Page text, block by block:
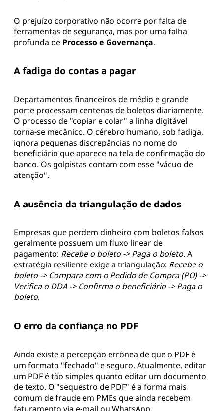
O prejuízo corporativo não ocorre por falta de
ferramentas de segurança, mas por uma falha
profunda de Processo e Governança.
A fadiga do contas a pagar
Departamentos financeiros de médio e grande
porte processam centenas de boletos diariamente.
O processo de "copiar e colar" a linha digitável
torna-se mecânico. O cérebro humano, sob fadiga,
ignora pequenas discrepâncias no nome do
beneficiário que aparece na tela de confirmação do
banco. Os golpistas contam com esse "vácuo de
atenção".
A ausência da triangulação de dados
Empresas que perdem dinheiro com boletos falsos
geralmente possuem um fluxo linear de
pagamento: Recebe o boleto -> Paga o boleto. A
estratégia resiliente exige a triangulação: Recebe o
boleto -> Compara com o Pedido de Compra (PO) ->
Verifica o DDA -> Confirma o beneficiário -> Paga o
boleto.
O erro da confiança no PDF
Ainda existe a percepção errônea de que o PDF é
um formato "fechado" e seguro. Atualmente, editar
um PDF é tão simples quanto editar um documento
de texto. O "sequestro de PDF" é a forma mais
comum de fraude em PMEs que ainda recebem
faturamento via e-mail ou WhatsApp.